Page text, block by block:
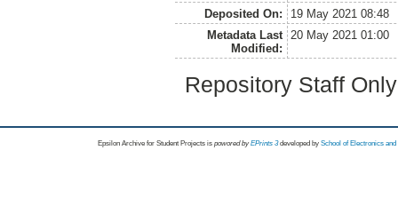
Deposited On:
19 May 2021 08:48
Metadata Last
Modified:
20 May 2021 01:00
Repository Staff
Epsilon Archive for Student Projects is powored byEPrints 3 developed by School of Electronics